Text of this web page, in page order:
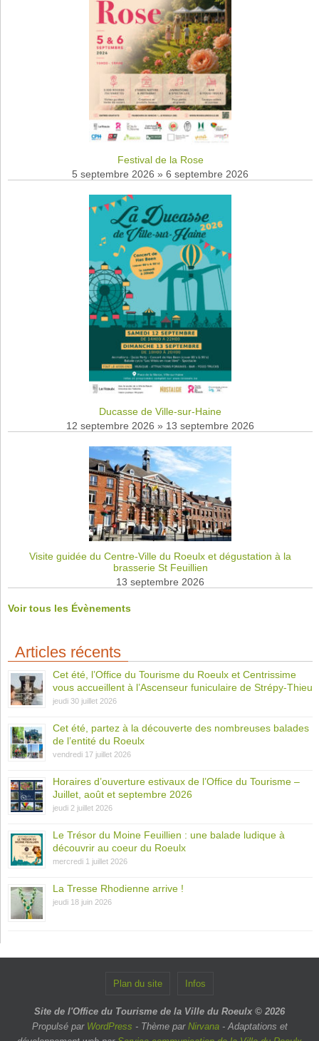
Festival de la Rose
5 septembre 2026 » 6 septembre 2026
Ducasse de Ville-sur-Haine
12 septembre 2026 » 13 septembre 2026
Visite guidée du Centre-Ville du Roeulx et dégustation à la
brasserie St Feuillien
13 septembre 2026
Voir tous les Évènements
Articles récents
Cet été, l’Office du Tourisme du Roeulx et Centrissime
vous accueillent à l’Ascenseur funiculaire de Strépy-Thieu
jeudi 30 juillet 2026
Cet été, partez à la découverte des nombreuses balades
de l’entité du Roeulx
vendredi 17 juillet 2026
Horaires d’ouverture estivaux de l’Office du Tourisme –
Juillet, août et septembre 2026
jeudi 2 juillet 2026
Le Trésor du Moine Feuillien : une balade ludique à
découvrir au coeur du Roeulx
mercredi 1 juillet 2026
La Tresse Rhodienne arrive !
jeudi 18 juin 2026
Plan du site Infos
Site de l'Office du Tourisme de la Ville du Roeulx © 2026
Propulsé par WordPress - Thème par Nirvana- Adaptations et